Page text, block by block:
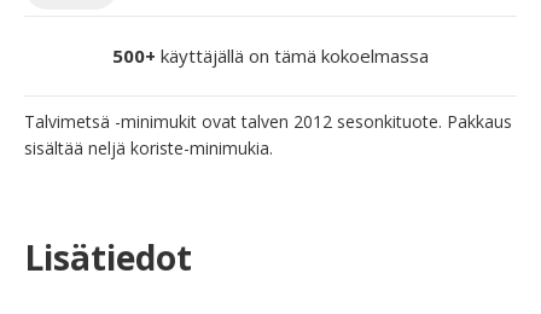
500+ käyttäjällä on tämä kokoelmassa
Talvimetsä -minimukit ovat talven 2012 sesonkituote. Pakkaus
sisältää neljä koriste-minimukia.
Lisätiedot